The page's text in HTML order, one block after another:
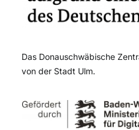
Das Donauschwäbische
von der Stadt Ulm.